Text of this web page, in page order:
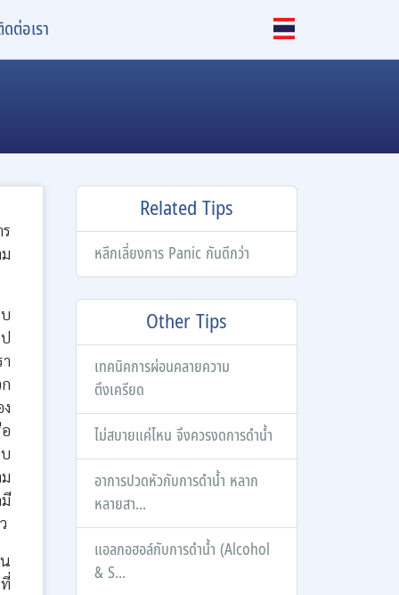
ต่อเรา
Related Tips
หลีกเลี่ยงการ Panic กันดีกว่า
Other Tips
เทคนิคการผ่อนคลายความ
ตึงเครียด
ไม่สบายแค่ไหน จึงควรงดการดำน้ำ
อาการปวดหัวกับการดำน้ำ หลาก
หลายสา...
แอลกอฮอล์กับการดำน้ำ (Alcohol
& S...